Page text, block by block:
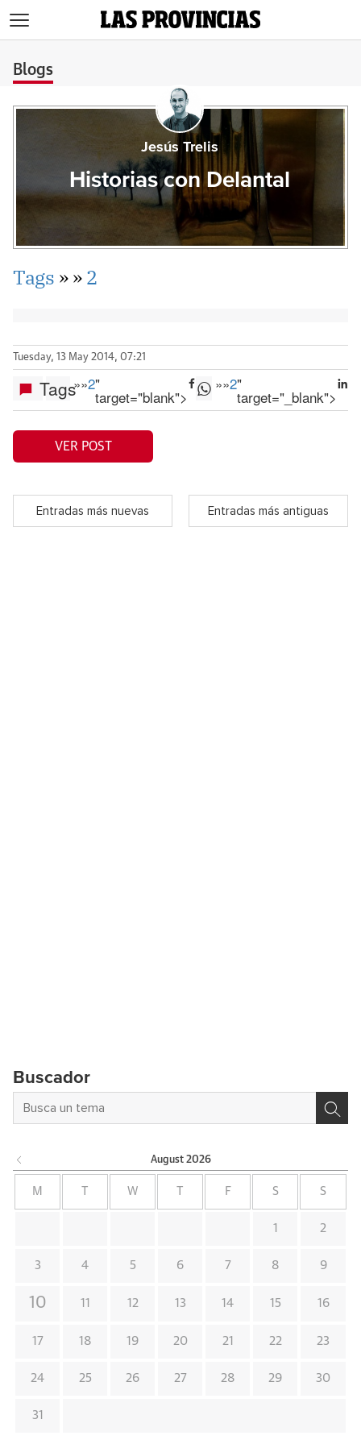
Blogs
Jesús Trelis
Historias con Delantal
Tags »»2
Tuesday, 13 May 2014, 07:21
Tags»»2"
target="blank">
»»2"
target="_blank">
VER POST
Entradas más nuevas Entradas más antiguas
Buscador
August 2026
M W F S S
1 2
3 4 5 6 7 8 9
10 11 12 13 14 15 16
17 18 19 20 21 22 23
24 25 26 27 28 29 30
31